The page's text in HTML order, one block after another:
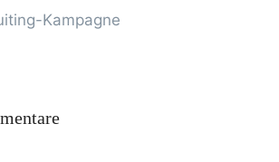
Kampagne